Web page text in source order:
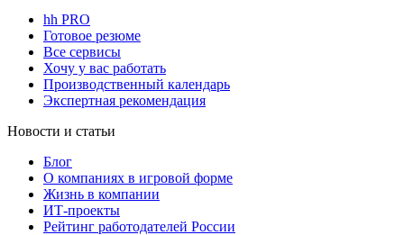
hh PRO
Готовое резюме
Все сервисы
Хочу у вас работать
Производственный календарь
Экспертная рекомендация
Новости и статьи
Блог
О компаниях в игровой форме
Жизнь в компании
ИТ-проекты
Рейтинг работодателей России